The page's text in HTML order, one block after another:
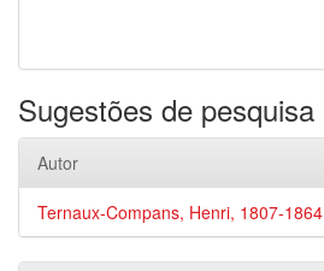
Sugestões de pesquisa
Autor
Ternaux-Compans, Henri, 1807-1864